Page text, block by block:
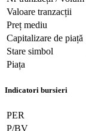
Valoare tranzacții
Preț mediu
Capitalizare de piață
Stare simbol
Piața
Indicatori bursieri
PER
P/BV